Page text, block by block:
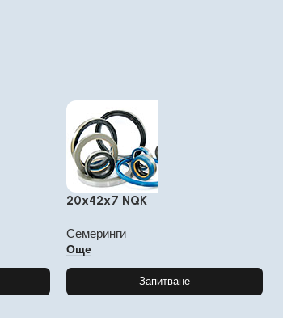
20x42x7 NQK
Семеринги
Още
Запитване